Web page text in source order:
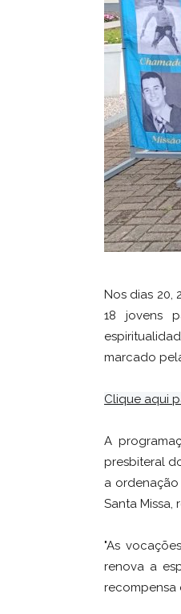
Nos dias 20,
18 jovens
marcado
Clique aqui
A
presbiteral
a ordenação
Santa
"As
renova a
recompensa